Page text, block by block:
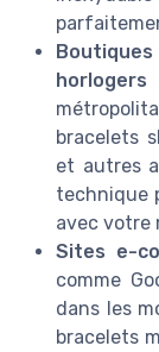
horlogers
bracelets
et autres
technique
avec votre
Sites e-
comme
dans les
bracelets